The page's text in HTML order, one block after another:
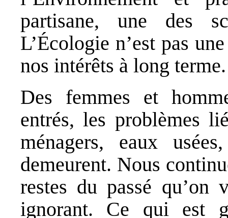
partisane, une des
L’Écologie n’est pas
nos intérêts à long terme.
Des femmes et
entrés, les problèmes
ménagers, eaux
demeurent. Nous
restes du passé
ignorant. Ce qui est